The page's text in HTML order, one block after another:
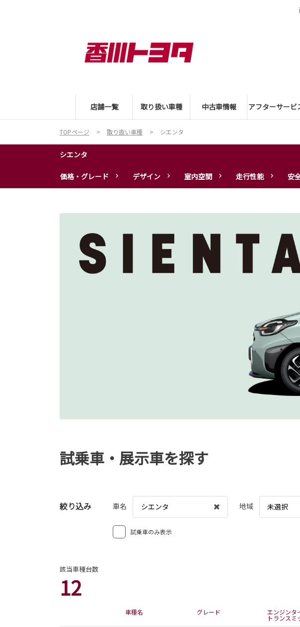
店舗一覧 取り扱い車種 中古車情報 アフターサービ
TOPページ 取り扱い車種 シエンタ
シエンタ
価格・グレード デザイン 室内空間 走行性能 安
試乗車・展示車を探す
絞り込み 車名 シエンタ 地域 未選択
試乗車のみ表示
該当車種台数
12
車種名 グレード エンジンタ
トランス